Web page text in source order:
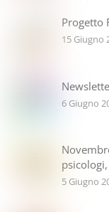
Progetto
15 Giugno
6 Giugno
5 Giugno